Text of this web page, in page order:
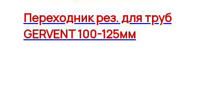
Переходник рез. для труб
GERVENT 100-125мм